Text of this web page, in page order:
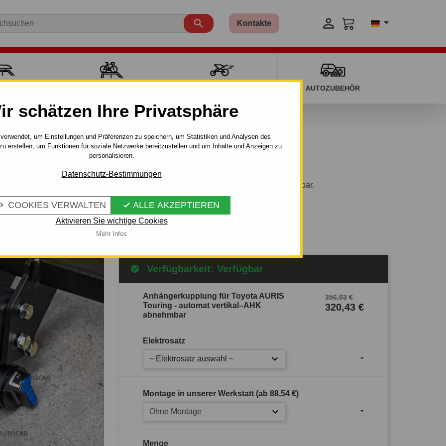
schätzen Ihre Privatsphäre
um Einstellungen und Präferenzen zu speichern, um Statistiken und Analysen des
erstellen, um Funktionen für soziale Netzwerke bereitzustellen und um Inhalte und Anzeigen zu
personalisieren.
Datenschutz-Bestimmungen
COOKIES VERWALTEN  ALLE AKZEPTIEREN
Aktivieren Sie wichtige Cookies
Mehr Infos
 Kontakte 
AUTOZUBEHÖR
- automat vertikal–AHK abnehmbar
TOYOTA
Artikel-Nr.:
Anhängerkupplung - automat vertikal–AHK abnehmbar.
Toyota Auris, Touring. 06.2013 - 12.2018
Mehr Infos
Verfügbarkeit: Verfügbar
Anhängerkupplung für Toyota AURIS
Touring - automat vertikal–AHK
abnehmbar
356,03 €
320,43 €
Elektrosatz
~ Elektrosatz auswahl ~ -
Montage in unserer Werkstatt (ab 88,54 €)
Ohne Montage -
Menge